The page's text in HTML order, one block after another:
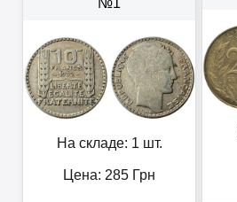
№1
На складе: 1 шт.
Цена: 285 Грн